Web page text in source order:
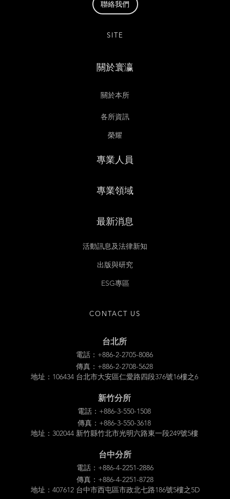
聯絡我們
SITE
關於寰瀛
關於本所
各所資訊
榮耀
專業人員
專業領域
最新消息
活動訊息及法律新知
出版與研究
ESG專區
CONTACT US
台北所
電話：+886-2-2705-8086
傳真：+886-2-2708-5628
地址：106434 台北市大安區仁愛路四段376號16樓之6
新竹分所
電話：+886-3-550-1508
傳真：+886-3-550-3618
地址：302044 新竹縣竹北市光明六路東一段249號5樓
台中分所
電話：+886-4-2251-2886
傳真：+886-4-2251-8728
地址：407612 台中市西屯區市政北七路186號5樓之5D